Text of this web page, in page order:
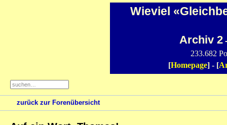
Wieviel
Archiv 2
233.682
[Homepage] - [
zurück zur Forenübersicht